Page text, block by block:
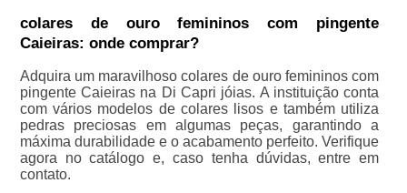
colares de ouro femininos com pingente
Caieiras: onde comprar?
Adquira um maravilhoso colares de ouro femininos com
pingente Caieiras na Di Capri jóias. A instituição conta
com vários modelos de colares lisos e também utiliza
pedras preciosas em algumas peças, garantindo a
máxima durabilidade e o acabamento perfeito. Verifique
agora no catálogo e, caso tenha dúvidas, entre em
contato.